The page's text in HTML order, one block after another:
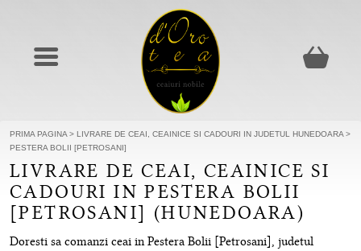
PRIMA PAGINA > LIVRARE DE CEAI, CEAINICE SI CADOURI IN JUDETUL HUNEDOARA >
PESTERA BOLII [PETROSANI]
LIVRARE DE CEAI, CEAINICE SI
CADOURI IN PESTERA BOLII
[PETROSANI] (HUNEDOARA)
Doresti sa comanzi ceai in Pestera Bolii [Petrosani], judetul